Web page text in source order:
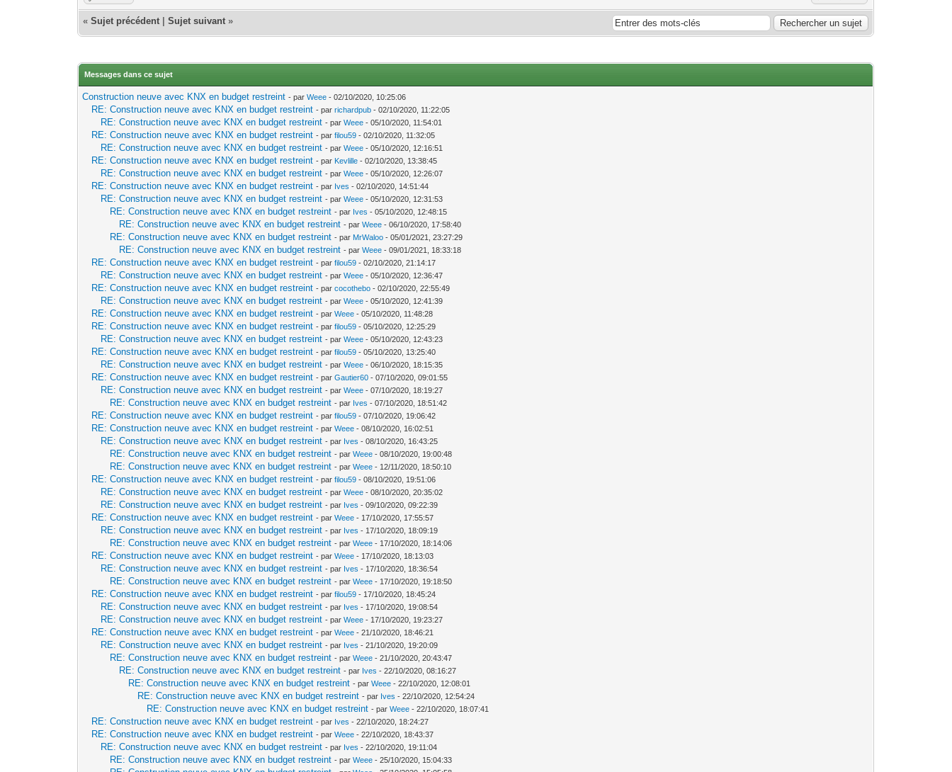
«Sujet précédent |Sujet suivant »
Messages dans ce sujet
Construction neuve avec KNX en budget restreint - parWeee - 02/10/2020, 10:25:06
RE: Construction neuve avec KNX en budget restreint - parrichardpub - 02/10/2020, 11:22:05
RE: Construction neuve avec KNX en budget restreint - parWeee - 05/10/2020, 11:54:01
RE: Construction neuve avec KNX en budget restreint - parfilou59 - 02/10/2020, 11:32:05
RE: Construction neuve avec KNX en budget restreint - parWeee - 05/10/2020, 12:16:51
RE: Construction neuve avec KNX en budget restreint - par Kevlille - 02/10/2020, 13:38:45
RE: Construction neuve avec KNX en budget restreint - parWeee - 05/10/2020, 12:26:07
RE: Construction neuve avec KNX en budget restreint - par Ives - 02/10/2020, 14:51:44
RE: Construction neuve avec KNX en budget restreint - parWeee - 05/10/2020, 12:31:53
RE: Construction neuve avec KNX en budget restreint - par Ives - 05/10/2020, 12:48:15
RE: Construction neuve avec KNX en budget restreint - parWeee - 06/10/2020, 17:58:40
RE: Construction neuve avec KNX en budget restreint - par MrWaloo - 05/01/2021, 23:27:29
RE: Construction neuve avec KNX en budget restreint - parWeee - 09/01/2021, 18:33:18
RE: Construction neuve avec KNX en budget restreint - parfilou59 - 02/10/2020, 21:14:17
RE: Construction neuve avec KNX en budget restreint - parWeee - 05/10/2020, 12:36:47
RE: Construction neuve avec KNX en budget restreint - parcocothebo - 02/10/2020, 22:55:49
RE: Construction neuve avec KNX en budget restreint - parWeee - 05/10/2020, 12:41:39
RE: Construction neuve avec KNX en budget restreint - parWeee - 05/10/2020, 11:48:28
RE: Construction neuve avec KNX en budget restreint - parfilou59 - 05/10/2020, 12:25:29
RE: Construction neuve avec KNX en budget restreint - parWeee - 05/10/2020, 12:43:23
RE: Construction neuve avec KNX en budget restreint - parfilou59 - 05/10/2020, 13:25:40
RE: Construction neuve avec KNX en budget restreint - parWeee - 06/10/2020, 18:15:35
RE: Construction neuve avec KNX en budget restreint - parGautier60 - 07/10/2020, 09:01:55
RE: Construction neuve avec KNX en budget restreint - parWeee - 07/10/2020, 18:19:27
RE: Construction neuve avec KNX en budget restreint - par Ives - 07/10/2020, 18:51:42
RE: Construction neuve avec KNX en budget restreint - parfilou59 - 07/10/2020, 19:06:42
RE: Construction neuve avec KNX en budget restreint - parWeee - 08/10/2020, 16:02:51
RE: Construction neuve avec KNX en budget restreint - par Ives - 08/10/2020, 16:43:25
RE: Construction neuve avec KNX en budget restreint - parWeee - 08/10/2020, 19:00:48
RE: Construction neuve avec KNX en budget restreint - parWeee - 12/11/2020, 18:50:10
RE: Construction neuve avec KNX en budget restreint - parfilou59 - 08/10/2020, 19:51:06
RE: Construction neuve avec KNX en budget restreint - parWeee - 08/10/2020, 20:35:02
RE: Construction neuve avec KNX en budget restreint - par Ives - 09/10/2020, 09:22:39
RE: Construction neuve avec KNX en budget restreint - parWeee - 17/10/2020, 17:55:57
RE: Construction neuve avec KNX en budget restreint - par Ives - 17/10/2020, 18:09:19
RE: Construction neuve avec KNX en budget restreint - parWeee - 17/10/2020, 18:14:06
RE: Construction neuve avec KNX en budget restreint - parWeee - 17/10/2020, 18:13:03
RE: Construction neuve avec KNX en budget restreint - par Ives - 17/10/2020, 18:36:54
RE: Construction neuve avec KNX en budget restreint - parWeee - 17/10/2020, 19:18:50
RE: Construction neuve avec KNX en budget restreint - parfilou59 - 17/10/2020, 18:45:24
RE: Construction neuve avec KNX en budget restreint - par Ives - 17/10/2020, 19:08:54
RE: Construction neuve avec KNX en budget restreint - parWeee - 17/10/2020, 19:23:27
RE: Construction neuve avec KNX en budget restreint - parWeee - 21/10/2020, 18:46:21
RE: Construction neuve avec KNX en budget restreint - par Ives - 21/10/2020, 19:20:09
RE: Construction neuve avec KNX en budget restreint - parWeee - 21/10/2020, 20:43:47
RE: Construction neuve avec KNX en budget restreint - par Ives - 22/10/2020, 08:16:27
RE: Construction neuve avec KNX en budget restreint - parWeee - 22/10/2020, 12:08:01
RE: Construction neuve avec KNX en budget restreint - par Ives - 22/10/2020, 12:54:24
RE: Construction neuve avec KNX en budget restreint - parWeee - 22/10/2020, 18:07:41
RE: Construction neuve avec KNX en budget restreint - par Ives - 22/10/2020, 18:24:27
RE: Construction neuve avec KNX en budget restreint - parWeee - 22/10/2020, 18:43:37
RE: Construction neuve avec KNX en budget restreint - par Ives - 22/10/2020, 19:11:04
RE: Construction neuve avec KNX en budget restreint - parWeee - 25/10/2020, 15:04:33